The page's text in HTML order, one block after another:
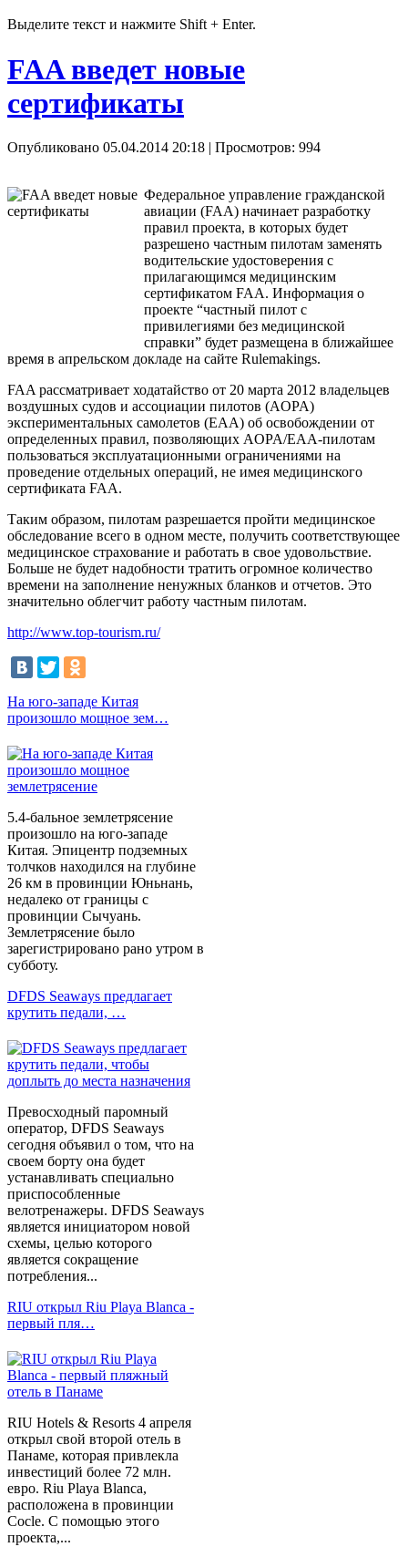
Выделите текст и нажмите Shift + Enter.
FAA введет новые
сертификаты
Опубликовано 05.04.2014 20:18 | Просмотров: 994
Федеральное управление гражданской
авиации (FAA) начинает разработку
правил проекта, в которых будет
разрешено частным пилотам заменять
водительские удостоверения с
прилагающимся медицинским
сертификатом FAA. Информация о
проекте “частный пилот с
привилегиями без медицинской
справки” будет размещена в ближайшее
время в апрельском докладе на сайте Rulemakings.
FAA рассматривает ходатайство от 20 марта 2012 владельцев
воздушных судов и ассоциации пилотов (AOPA)
экспериментальных самолетов (EAA) об освобождении от
определенных правил, позволяющих AOPA/EAA-пилотам
пользоваться эксплуатационными ограничениями на
проведение отдельных операций, не имея медицинского
сертификата FAA.
Таким образом, пилотам разрешается пройти медицинское
обследование всего в одном месте, получить соответствующее
медицинское страхование и работать в свое удовольствие.
Больше не будет надобности тратить огромное количество
времени на заполнение ненужных бланков и отчетов. Это
значительно облегчит работу частным пилотам.
http://www.top-tourism.ru/
На юго-западе Китая
произошло мощное зем…
5.4-бальное землетрясение
произошло на юго-западе
Китая. Эпицентр подземных
толчков находился на глубине
26 км в провинции Юньнань,
недалеко от границы с
провинции Сычуань.
Землетрясение было
зарегистрировано рано утром в
субботу.
DFDS Seaways предлагает
крутить педали, …
Превосходный паромный
оператор, DFDS Seaways
сегодня объявил о том, что на
своем борту она будет
устанавливать специально
приспособленные
велотренажеры. DFDS Seaways
является инициатором новой
схемы, целью которого
является сокращение
потребления...
RIU открыл Riu Playa Blanca -
первый пля…
RIU Hotels & Resorts 4 апреля
открыл свой второй отель в
Панаме, которая привлекла
инвестиций более 72 млн.
евро. Riu Playa Blanca,
расположена в провинции
Cocle. С помощью этого
проекта,...